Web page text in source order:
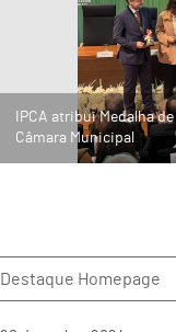
IPCA atribui Medalha
Câmara Municipal
Destaque Homepage